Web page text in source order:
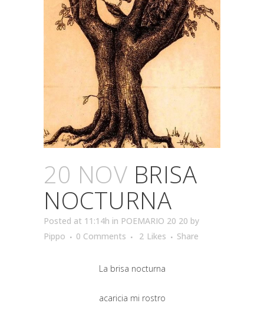
20 NOV BRISA
NOCTURNA
Posted at 11:14h in POEMARIO 20 20 by
Pippo
0 Comments 2 Likes Share
La brisa nocturna
acaricia mi rostro